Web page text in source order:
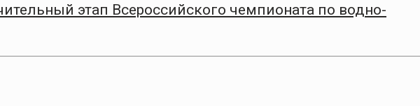
этап Всероссийского чемпионата по водно-